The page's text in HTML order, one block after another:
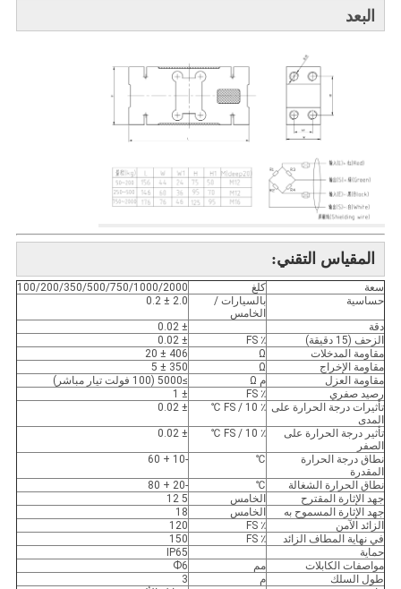
البعد
المقياس التقني:
سعة كلغ
100/200/350/500/750/1000/2000
حساسية
بالسيارات /
الخامس
2.0 ± 0.2
دقة
± 0.02
الزحف (15 دقيقة)
٪ FS
± 0.02
مقاومة المدخلات
Ω
406 ± 20
مقاومة الإخراج
Ω
350 ± 5
مقاومة العزل
م Ω
≥5000 (100 فولت تيار مباشر)
رصيد صفري
٪ FS
± 1
تأثيرات درجة الحرارة على
المدى
٪ FS / 10 ℃ ± 0.02
تأثير درجة الحرارة على
الصفر
٪ FS / 10 ℃ ± 0.02
نطاق درجة الحرارة
المقدرة
℃
-10 + 60
نطاق الحرارة الشغالة ℃
-20 + 80
جهد الإثارة المقترح
الخامس
5 12
جهد الإثارة المسموح به
الخامس
18
الزائد الآمن
٪ FS
120
في نهاية المطاف الزائد
٪ FS
150
حماية
IP65
مواصفات الكابلات
مم
Ф6
طول السلك
م
3